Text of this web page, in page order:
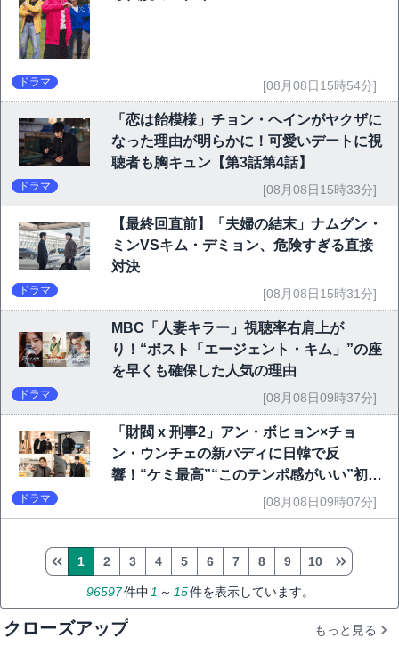
ドラマ [08月08日15時54分]
「恋は飴模様」チョン・ヘインがヤクザに
なった理由が明らかに！可愛いデートに視
聴者も胸キュン【第3話第4話】
ドラマ [08月08日15時33分]
【最終回直前】「夫婦の結末」ナムグン・
ミンVSキム・デミョン、危険すぎる直接
対決
ドラマ [08月08日15時31分]
MBC「人妻キラー」視聴率右肩上が
り！“ポスト「エージェント・キム」”の座
を早くも確保した人気の理由
ドラマ [08月08日09時37分]
「財閥 x 刑事2」アン・ボヒョン×チョ
ン・ウンチェの新バディに日韓で反
響！“ケミ最高”“このテンポ感がいい”初回
ドラマ [08月08日09時07分]
96597件中 1 ～ 15件を表示しています。
1 2 3 4 5 6 7 8 9 10
クローズアップ もっと見る